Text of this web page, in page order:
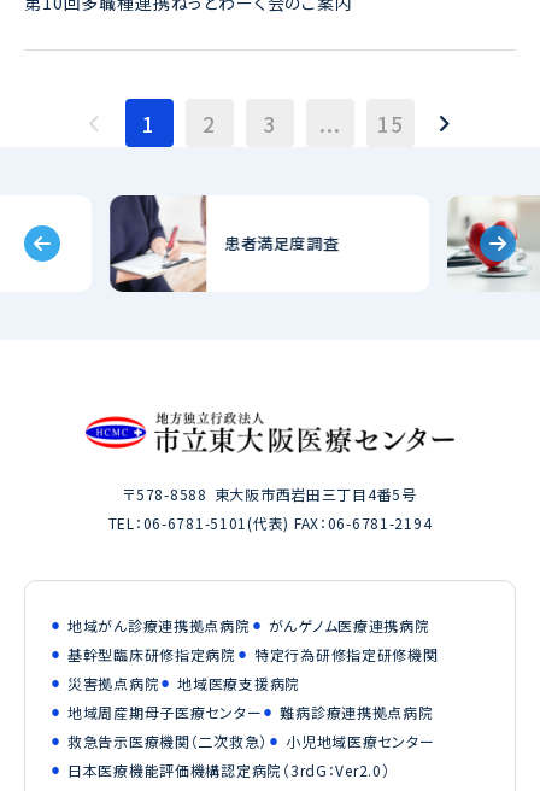
1 2 3 ... 15
患者満足度調査
〒578-8588 東大阪市西岩田三丁目4番5号
TEL：06-6781-5101(代表) FAX：06-6781-2194
地域がん診療連携拠点病院
がんゲノム医療連携病院
基幹型臨床研修指定病院
特定行為研修指定研修機関
災害拠点病院
地域医療支援病院
地域周産期母子医療センター
難病診療連携拠点病院
救急告示医療機関（二次救急）
小児地域医療センター
日本医療機能評価機構認定病院（3rdG：Ver2.0）